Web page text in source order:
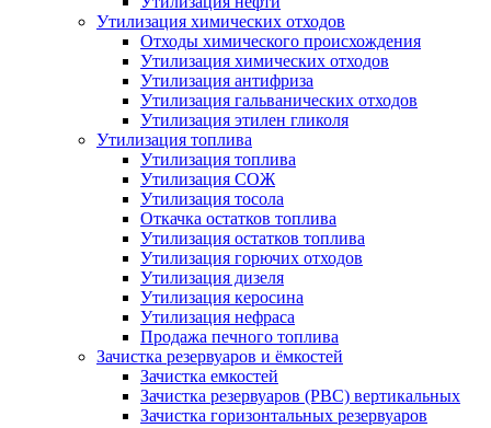
Утилизация химических отходов
Отходы химического происхождения
Утилизация химических отходов
Утилизация антифриза
Утилизация гальванических отходов
Утилизация этилен гликоля
Утилизация топлива
Утилизация топлива
Утилизация СОЖ
Утилизация тосола
Откачка остатков топлива
Утилизация остатков топлива
Утилизация горючих отходов
Утилизация дизеля
Утилизация керосина
Утилизация нефраса
Продажа печного топлива
Зачистка резервуаров и ёмкостей
Зачистка емкостей
Зачистка резервуаров (РВС) вертикальных
Зачистка горизонтальных резервуаров